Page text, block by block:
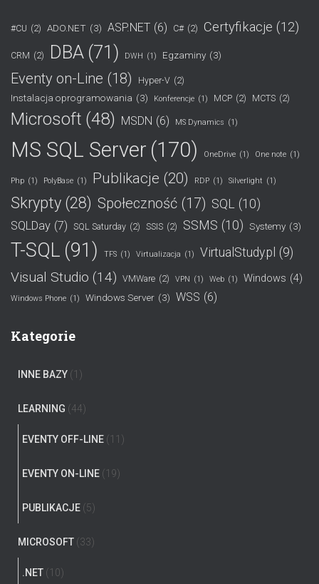
#CU (2) ADO.NET (3) ASP.NET (6) C# (2) Certyfikacje (12)
CRM (2) DBA (71) DWH (1) Egzaminy (3)
Eventy on-Line (18) Hyper-V (2)
Instalacja oprogramowania (3) Konferencje (1) MCP (2) MCTS (2)
Microsoft (48) MSDN (6) MS Dynamics (1)
MS SQL Server (170) OneDrive (1) One note (1)
Php (1) PolyBase (1) Publikacje (20) RDP (1) Silverlight (1)
Skrypty (28) Społeczność (17) SQL (10)
SQLDay (7) SQL Saturday (2) SSIS (2) SSMS (10) Systemy (3)
T-SQL (91) TFS (1) Virtualizacja (1) VirtualStudy.pl (9)
Visual Studio (14) VMWare (2) VPN (1) Web (1) Windows (4)
Windows Phone (1) Windows Server (3) WSS (6)
Kategorie
INNE BAZY (1)
LEARNING (44)
EVENTY OFF-LINE (11)
EVENTY ON-LINE (19)
PUBLIKACJE (5)
MICROSOFT (33)
.NET (10)